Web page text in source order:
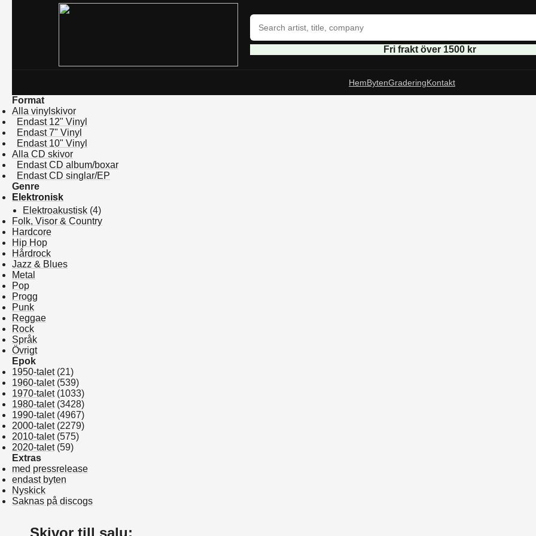
Fri frakt över 1500 kr
HemBytenGraderingKontakt
Format
Alla vinylskivor
Endast 12" Vinyl
Endast 7" Vinyl
Endast 10" Vinyl
Alla CD skivor
Endast CD album/boxar
Endast CD singlar/EP
Genre
Elektronisk
Elektroakustisk (4)
Folk, Visor & Country
Hardcore
Hip Hop
Hårdrock
Jazz & Blues
Metal
Pop
Progg
Punk
Reggae
Rock
Språk
Övrigt
Epok
1950-talet(21)
1960-talet(539)
1970-talet(1033)
1980-talet(3428)
1990-talet(4967)
2000-talet(2279)
2010-talet(575)
2020-talet(59)
Extras
med pressrelease
endast byten
Nyskick
Saknas på discogs
Skivor till salu: